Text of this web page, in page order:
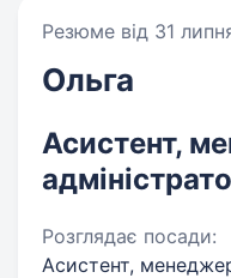
Резюме від 31
Ольга
Асистент,
Розглядає посади:
Асистент,